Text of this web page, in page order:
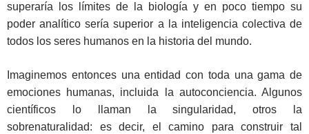
superaría los límites de la biología y en poco tiempo su
poder analítico sería superior a la inteligencia colectiva de
todos los seres humanos en la historia del mundo.
Imaginemos entonces una entidad con toda una gama de
emociones humanas, incluida la autoconciencia. Algunos
científicos lo llaman la singularidad, otros la
sobrenaturalidad: es decir, el camino para construir tal